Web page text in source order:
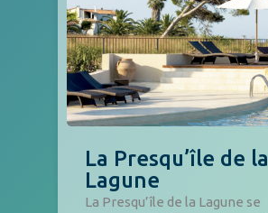
La Presqu’île de la
Lagune
La Presqu’île de la Lagune se